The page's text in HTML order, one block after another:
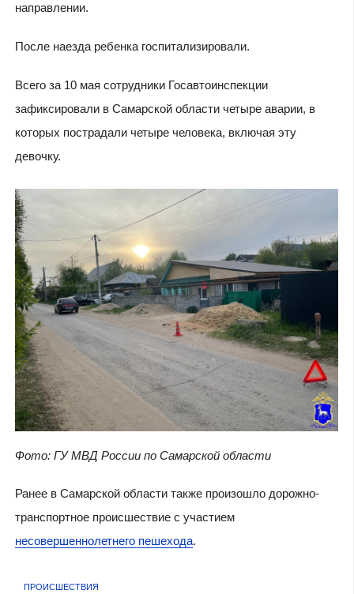
направлении.
После наезда ребенка госпитализировали.
Всего за 10 мая сотрудники Госавтоинспекции
зафиксировали в Самарской области четыре аварии, в
которых пострадали четыре человека, включая эту
девочку.
Фото: ГУ МВД России по Самарской области
Ранее в Самарской области также произошло дорожно-
транспортное происшествие с участием
несовершеннолетнего пешехода.
ПРОИСШЕСТВИЯ